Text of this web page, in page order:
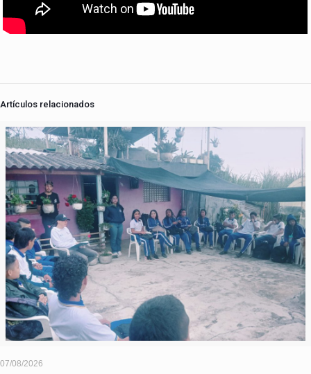
Artículos relacionados
07/08/2026